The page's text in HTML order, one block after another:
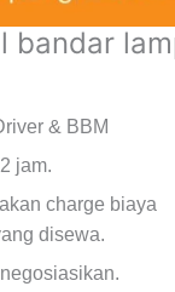
bandar
& BBM
jam.
charge biaya
disewa.